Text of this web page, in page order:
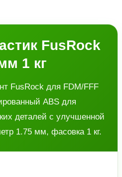
FusRock
1 кг
FusRock для FDM/FFF
ABS для
деталей с улучшенной
1.75 мм, фасовка 1 кг.